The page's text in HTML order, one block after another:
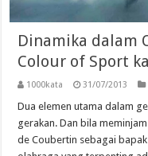
Dinamika dalam
Colour of Sport
1000kata 31/07/2013
Dua elemen utama dalam
gerakan. Dan bila
de Coubertin sebagai